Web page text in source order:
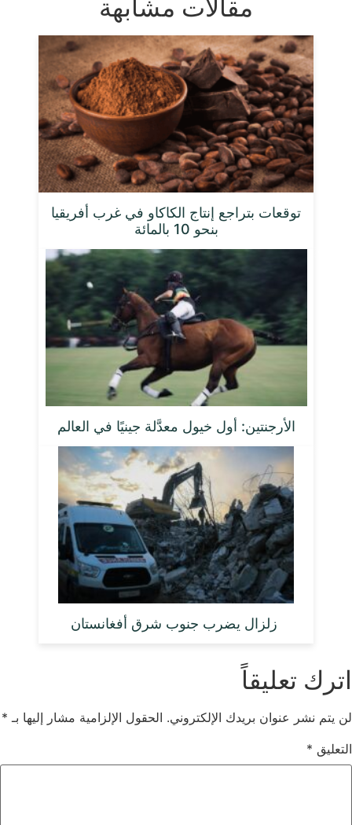
مقالات مشابهة
توقعات بتراجع إنتاج الكاكاو في غرب أفريقيا
بنحو 10 بالمائة
الأرجنتين: أول خيول معدَّلة جينيًا في العالم
زلزال يضرب جنوب شرق أفغانستان
اترك تعليقاً
لن يتم نشر عنوان بريدك الإلكتروني. الحقول الإلزامية مشار إليها بـ *
التعليق *